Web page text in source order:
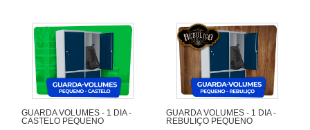
GUARDA VOLUMES - 1 DIA -
CASTELO PEQUENO
GUARDA VOLUMES - 1 DIA -
REBULIÇO PEQUENO